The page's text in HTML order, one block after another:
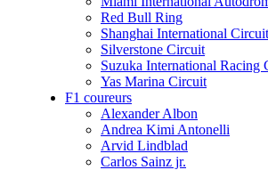
Red Bull Ring
Shanghai International Circuit
Silverstone Circuit
Suzuka International Racing
Yas Marina Circuit
F1 coureurs
Alexander Albon
Andrea Kimi Antonelli
Arvid Lindblad
Carlos Sainz jr.